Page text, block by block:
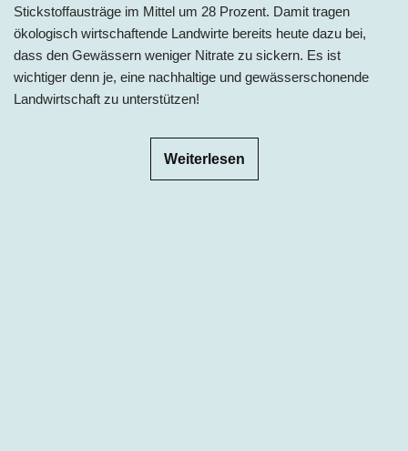
Stickstoffausträge im Mittel um 28 Prozent. Damit tragen
ökologisch wirtschaftende Landwirte bereits heute dazu bei,
dass den Gewässern weniger Nitrate zu sickern. Es ist
wichtiger denn je, eine nachhaltige und gewässerschonende
Landwirtschaft zu unterstützen!
Weiterlesen